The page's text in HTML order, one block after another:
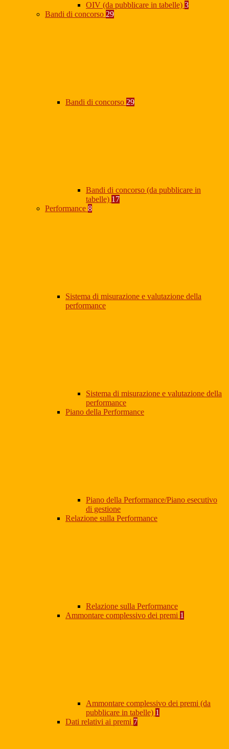
OIV (da pubblicare in tabelle) 3
Bandi di concorso 29
Bandi di concorso 29
Bandi di concorso (da pubblicare in
tabelle) 17
Performance 8
Sistema di misurazione e valutazione della
performance
Sistema di misurazione e valutazione della
performance
Piano della Performance
Piano della Performance/Piano esecutivo
di gestione
Relazione sulla Performance
Relazione sulla Performance
Ammontare complessivo dei premi 1
Ammontare complessivo dei premi (da
pubblicare in tabelle) 1
Dati relativi ai premi 7